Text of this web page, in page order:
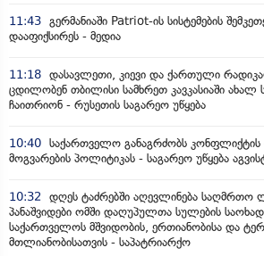
11:43 გერმანიაში Patriot-ის სისტემების
დააფიქსირეს - მედია
11:18 დასავლეთი, კიევი და ქართული
ცდილობენ თბილისი სამხრეთ კავკასიაში ახალ
ჩაითრიონ - რუსეთის საგარეო უწყება
10:40 საქართველო განაგრძობს კონფლიქტის
მოგვარების პოლიტიკას - საგარეო უწყება
10:32
დღეს ტაძრებში აღევლინება საღმრთო
პანაშვიდები ომში დაღუპულთა სულების
საქართველოს მშვიდობის, ერთიანობისა და
მთლიანობისათვის - საპატრიარქო